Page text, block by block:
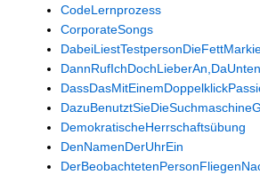
CodeLernprozess
CorporateSongs
DemokratischeHerrschaftsübung
DenNamenDerUhrEin